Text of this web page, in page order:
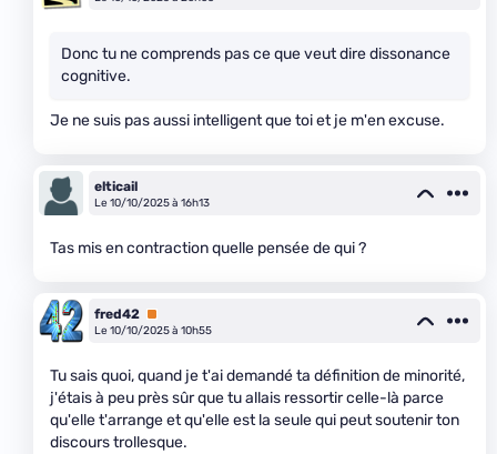
Donc tu ne comprends pas ce que veut dire dissonance
cognitive.
Je ne suis pas aussi intelligent que toi et je m'en excuse.
elticail
Le 10/10/2025 à 16h13
Tas mis en contraction quelle pensée de qui ?
fred42 Premium
Le 10/10/2025 à 10h55
Tu sais quoi, quand je t'ai demandé ta définition de minorité,
j'étais à peu près sûr que tu allais ressortir celle-là parce
qu'elle t'arrange et qu'elle est la seule qui peut soutenir ton
discours trollesque.